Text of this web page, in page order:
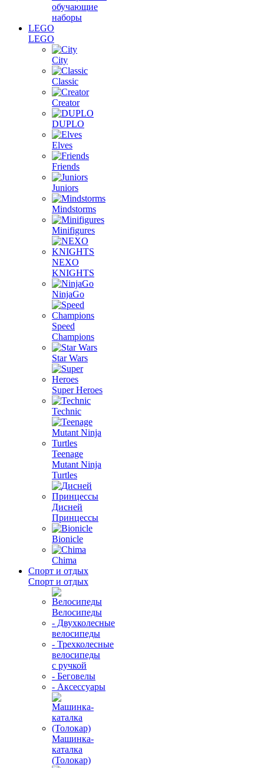
обучающие
наборы
LEGO
LEGO
City
Classic
Creator
DUPLO
Elves
Friends
Juniors
Mindstorms
Minifigures
NEXO
KNIGHTS
NinjaGo
Speed
Champions
Star Wars
Super Heroes
Technic
Teenage
Mutant Ninja
Turtles
Дисней
Принцессы
Bionicle
Chima
Спорт и отдых
Спорт и отдых
Велосипеды
- Двухколесные
велосипеды
- Трехколесные
велосипеды
с ручкой
- Беговелы
- Аксессуары
Машинка-
каталка
(Толокар)